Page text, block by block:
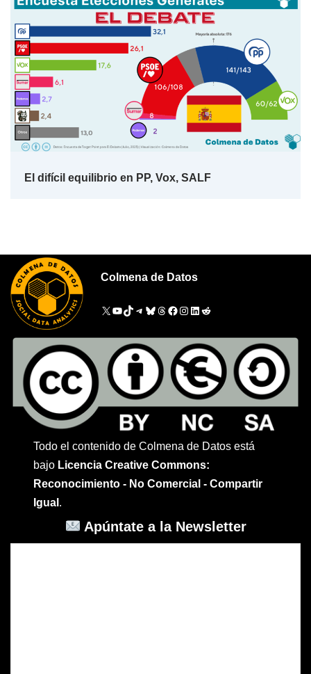
El difícil equilibrio en PP, Vox, SALF
Colmena de Datos
Todo el contenido de Colmena de Datos está
bajo Licencia Creative Commons:
Reconocimiento - No Comercial - Compartir
Igual .
Apúntate a la Newsletter